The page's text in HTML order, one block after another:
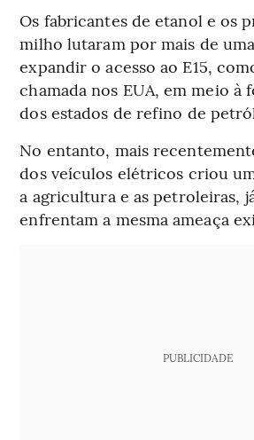
Os fabricantes de etanol e os
milho lutaram por mais de
expandir o acesso ao E15,
chamada nos EUA, em meio à
dos estados de refino de
No entanto, mais
dos veículos elétricos criou
a agricultura e as petroleiras,
enfrentam a mesma ameaça
PUBLICIDADE